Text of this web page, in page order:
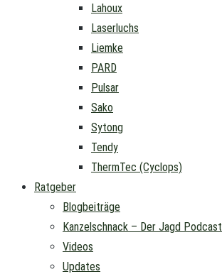
Lahoux
Laserluchs
Liemke
PARD
Pulsar
Sako
Sytong
Tendy
ThermTec (Cyclops)
Ratgeber
Blogbeiträge
Kanzelschnack – Der Jagd Podcast
Videos
Updates